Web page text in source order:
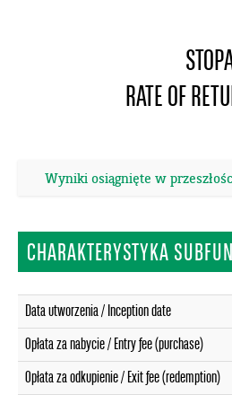
RATE OF
Wyniki osiągnięte w
CHARAKTERYSTYKA
Data utworzenia / Inception date
Opłata za nabycie / Entry fee (purchase)
Opłata za odkupienie / Exit fee (redemption)